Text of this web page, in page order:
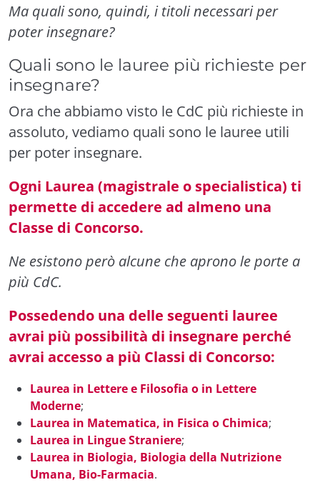
Ma quali sono, quindi, i titoli necessari per
poter insegnare?
Quali sono le lauree più richieste per
insegnare?
Ora che abbiamo visto le CdC più richieste in
assoluto, vediamo quali sono le lauree utili
per poter insegnare.
Ogni Laurea (magistrale o specialistica) ti
permette di accedere ad almeno una
Classe di Concorso.
Ne esistono però alcune che aprono le porte a
più CdC.
Possedendo una delle seguenti lauree
avrai più possibilità di insegnare perché
avrai accesso a più Classi di Concorso:
Laurea in Lettere e Filosofia o in Lettere
Moderne;
Laurea in Matematica, in Fisica o Chimica;
Laurea in Lingue Straniere;
Laurea in Biologia, Biologia della Nutrizione
Umana, Bio-Farmacia.